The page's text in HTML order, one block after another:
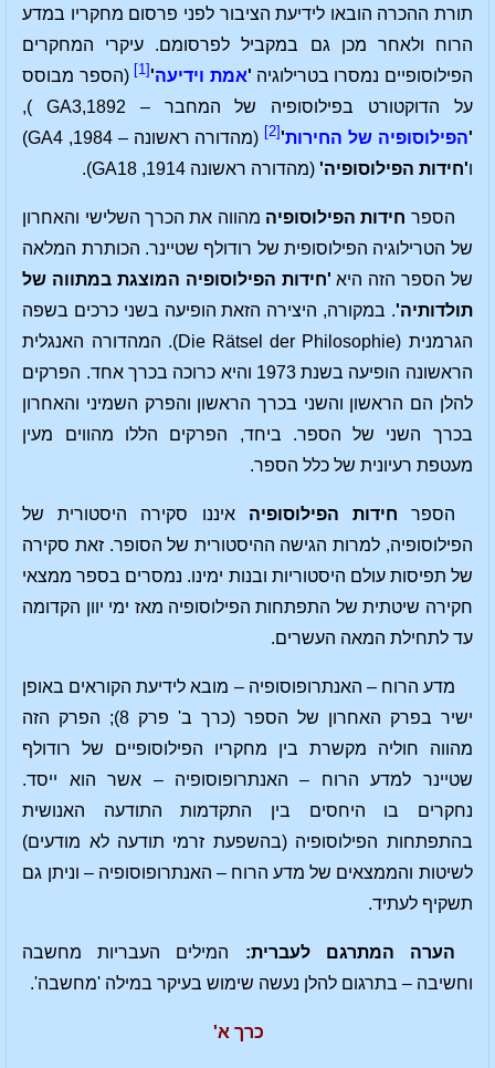
תורת ההכרה הובאו לידיעת הציבור לפני פרסום מחקריו במדע
הרוח ולאחר מכן גם במקביל לפרסומם. עיקרי המחקרים
הפילוסופיים נמסרו בטרילוגיה 'אמת וידיעה'
[1]
(הספר מבוסס
על הדוקטורט בפילוסופיה של המחבר – 1892,GA3 ),
'הפילוסופיה של החירות'
[2]
(מהדורה ראשונה – 1984, GA4)
ו'חידות הפילוסופיה'(מהדורה ראשונה 1914, GA18).
הספר חידות הפילוסופיה מהווה את הכרך השלישי והאחרון
של הטרילוגיה הפילוסופית של רודולף שטיינר. הכותרת המלאה
של הספר הזה היא 'חידות הפילוסופיה המוצגת במתווה של
תולדותיה'. במקורה, היצירה הזאת הופיעה בשני כרכים בשפה
הגרמנית (Die Rätsel der Philosophie). המהדורה האנגלית
הראשונה הופיעה בשנת 1973 והיא כרוכה בכרך אחד. הפרקים
להלן הם הראשון והשני בכרך הראשון והפרק השמיני והאחרון
בכרך השני של הספר. ביחד, הפרקים הללו מהווים מעין
מעטפת רעיונית של כלל הספר.
הספר חידות הפילוסופיה איננו סקירה היסטורית של
הפילוסופיה, למרות הגישה ההיסטורית של הסופר. זאת סקירה
של תפיסות עולם היסטוריות ובנות ימינו. נמסרים בספר ממצאי
חקירה שיטתית של התפתחות הפילוסופיה מאז ימי יוון הקדומה
עד לתחילת המאה העשרים.
מדע הרוח – האנתרופוסופיה – מובא לידיעת הקוראים באופן
ישיר בפרק האחרון של הספר (כרך ב' פרק 8); הפרק הזה
מהווה חוליה מקשרת בין מחקריו הפילוסופיים של רודולף
שטיינר למדע הרוח – האנתרופוסופיה – אשר הוא ייסד.
נחקרים בו היחסים בין התקדמות התודעה האנושית
בהתפתחות הפילוסופיה (בהשפעת זרמי תודעה לא מודעים)
לשיטות והממצאים של מדע הרוח – האנתרופוסופיה – וניתן גם
תשקיף לעתיד.
הערה המתרגם לעברית: המילים העבריות מחשבה
וחשיבה – בתרגום להלן נעשה שימוש בעיקר במילה 'מחשבה'.
כרך א'